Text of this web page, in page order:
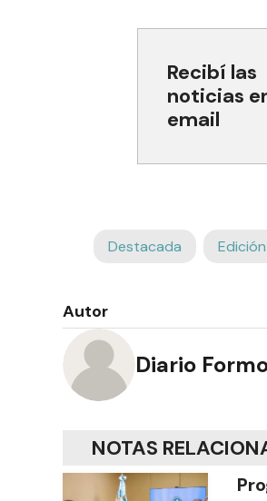
Recibí las
noticias
email
Destacada
Autor
Diario
NOTAS